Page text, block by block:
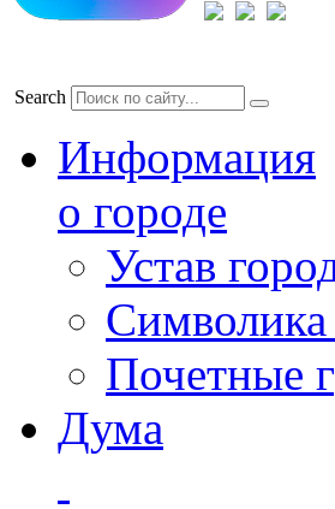
Search
Информация
о городе
Устав
Символика
Почетные
Дума